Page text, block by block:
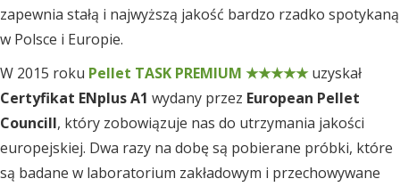
zapewnia stałą i najwyższą jakość bardzo rzadko spotykaną
w Polsce i Europie.
W 2015 roku Pellet TASK PREMIUM ★★★★★uzyskał
Certyfikat ENplus A1 wydany przez European Pellet
Councill, który zobowiązuje nas do utrzymania jakości
europejskiej. Dwa razy na dobę są pobierane próbki, które
są badane w laboratorium zakładowym i przechowywane